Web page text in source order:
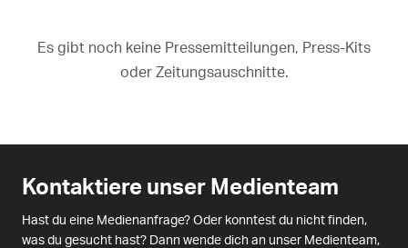
Es gibt noch keine Pressemitteilungen, Press-Kits
oder Zeitungsauschnitte.
Kontaktiere unser Medienteam
Hast du eine Medienanfrage? Oder konntest du nicht finden,
was du gesucht hast? Dann wende dich an unser Medienteam,